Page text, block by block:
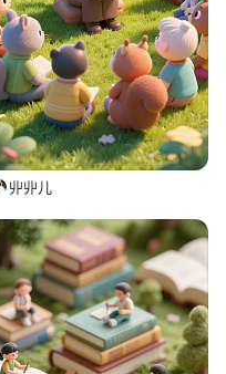
丱丱儿